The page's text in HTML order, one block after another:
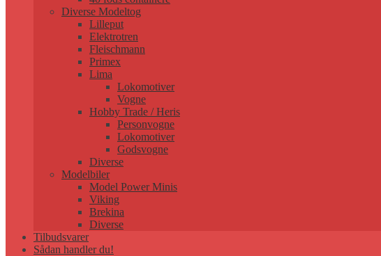
Diverse Modeltog
Lilleput
Elektrotren
Fleischmann
Primex
Lima
Lokomotiver
Vogne
Hobby Trade / Heris
Personvogne
Lokomotiver
Godsvogne
Diverse
Modelbiler
Model Power Minis
Viking
Brekina
Diverse
Tilbudsvarer
Sådan handler du!